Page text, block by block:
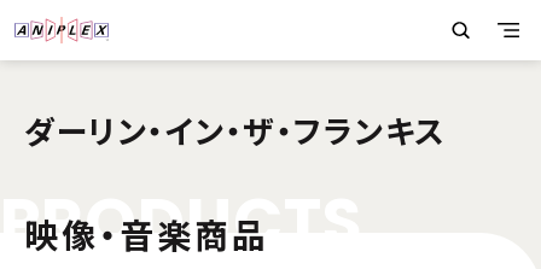
ダーリン・イン・ザ・フランキス
PRODUC
映像・音楽商品